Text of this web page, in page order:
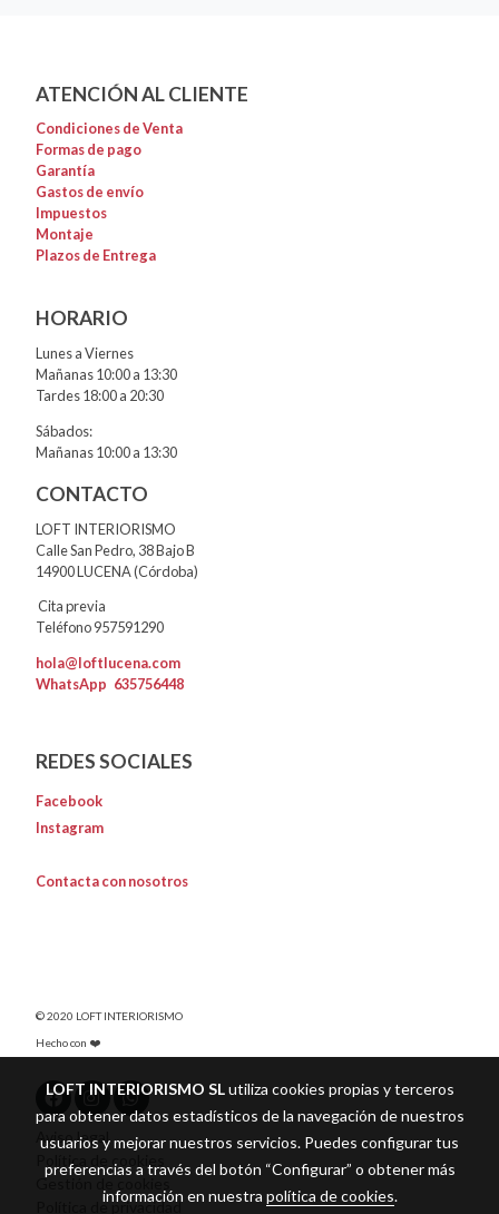
ATENCIÓN AL CLIENTE
Condiciones de Venta
Formas de pago
Garantía
Gastos de envío
Impuestos
Montaje
Plazos de Entrega
HORARIO
Lunes a Viernes
Mañanas 10:00 a 13:30
Tardes 18:00 a 20:30
Sábados:
Mañanas 10:00 a 13:30
CONTACTO
LOFT INTERIORISMO
Calle San Pedro, 38 Bajo B
14900 LUCENA (Córdoba)
Cita previa
Teléfono 957591290
hola@loftlucena.com
WhatsApp 635756448
REDES SOCIALES
Facebook
Instagram
Contacta con nosotros
© 2020 LOFT INTERIORISMO
Hecho con ❤️
Aviso legal
Política de cookies
Gestión de cookies
Política de privacidad
LOFT INTERIORISMO SLutiliza cookies propias y terceros
para obtener datos estadísticos de la navegación de nuestros
usuarios y mejorar nuestros servicios. Puedes configurar tus
preferencias a través del botón “Configurar” o obtener más
información en nuestra política de cookies.